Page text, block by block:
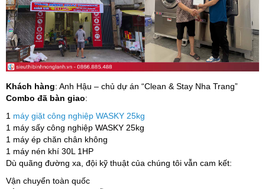
Khách hàng: Anh Hậu – chủ dự án “Clean & Stay Nha Trang”
Combo đã bàn giao:
1 máy giặt công nghiệp WASKY 25kg
1 máy sấy công nghiệp WASKY 25kg
1 máy ép chăn chân không
1 máy nén khí 30L 1HP
Dù quãng đường xa, đội kỹ thuật của chúng tôi vẫn cam kết:
Vận chuyển toàn quốc